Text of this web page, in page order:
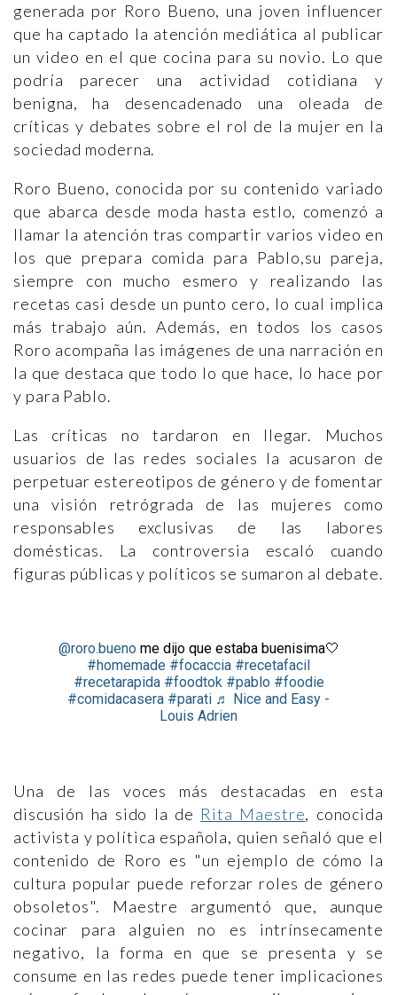
generada por Roro Bueno, una joven influencer
que ha captado la atención mediática al publicar
un video en el que cocina para su novio. Lo que
podría parecer una actividad cotidiana y
benigna, ha desencadenado una oleada de
críticas y debates sobre el rol de la mujer en la
sociedad moderna.
Roro Bueno, conocida por su contenido variado
que abarca desde moda hasta estlo, comenzó a
llamar la atención tras compartir varios video en
los que prepara comida para Pablo,su pareja,
siempre con mucho esmero y realizando las
recetas casi desde un punto cero, lo cual implica
más trabajo aún. Además, en todos los casos
Roro acompaña las imágenes de una narración en
la que destaca que todo lo que hace, lo hace por
y para Pablo.
Las críticas no tardaron en llegar. Muchos
usuarios de las redes sociales la acusaron de
perpetuar estereotipos de género y de fomentar
una visión retrógrada de las mujeres como
responsables exclusivas de las labores
domésticas. La controversia escaló cuando
figuras públicas y políticos se sumaron al debate.
@roro.buenome dijo que estaba buenisima🤍
#homemade #focaccia #recetafacil
#recetarapida #foodtok #pablo #foodie
#comidacasera #parati ♬ Nice and Easy -
Louis Adrien
Una de las voces más destacadas en esta
discusión ha sido la de Rita Maestre, conocida
activista y política española, quien señaló que el
contenido de Roro es "un ejemplo de cómo la
cultura popular puede reforzar roles de género
obsoletos". Maestre argumentó que, aunque
cocinar para alguien no es intrínsecamente
negativo, la forma en que se presenta y se
consume en las redes puede tener implicaciones